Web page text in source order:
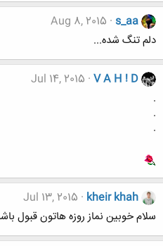
s_aa
Aug 8, 2015
دلم تنگ شده...
V A H ! D
Jul 14, 2015
.
.
.
kheir khah
Jul 13, 2015
سلام خوبین نماز روزه هاتون قبول